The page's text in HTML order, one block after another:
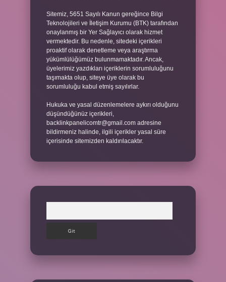
Sitemiz, 5651 Sayılı Kanun gereğince Bilgi
Teknolojileri ve İletişim Kurumu (BTK) tarafından
onaylanmış bir Yer Sağlayıcı olarak hizmet
vermektedir. Bu nedenle, sitedeki içerikleri
proaktif olarak denetleme veya araştırma
yükümlülüğümüz bulunmamaktadır. Ancak,
üyelerimiz yazdıkları içeriklerin sorumluluğunu
taşımakta olup, siteye üye olarak bu
sorumluluğu kabul etmiş sayılırlar.
Hukuka ve yasal düzenlemelere aykırı olduğunu
düşündüğünüz içerikleri,
backlinkpanelicomtr@gmail.com adresine
bildirmeniz halinde, ilgili içerikler yasal süre
içerisinde sitemizden kaldırılacaktır.